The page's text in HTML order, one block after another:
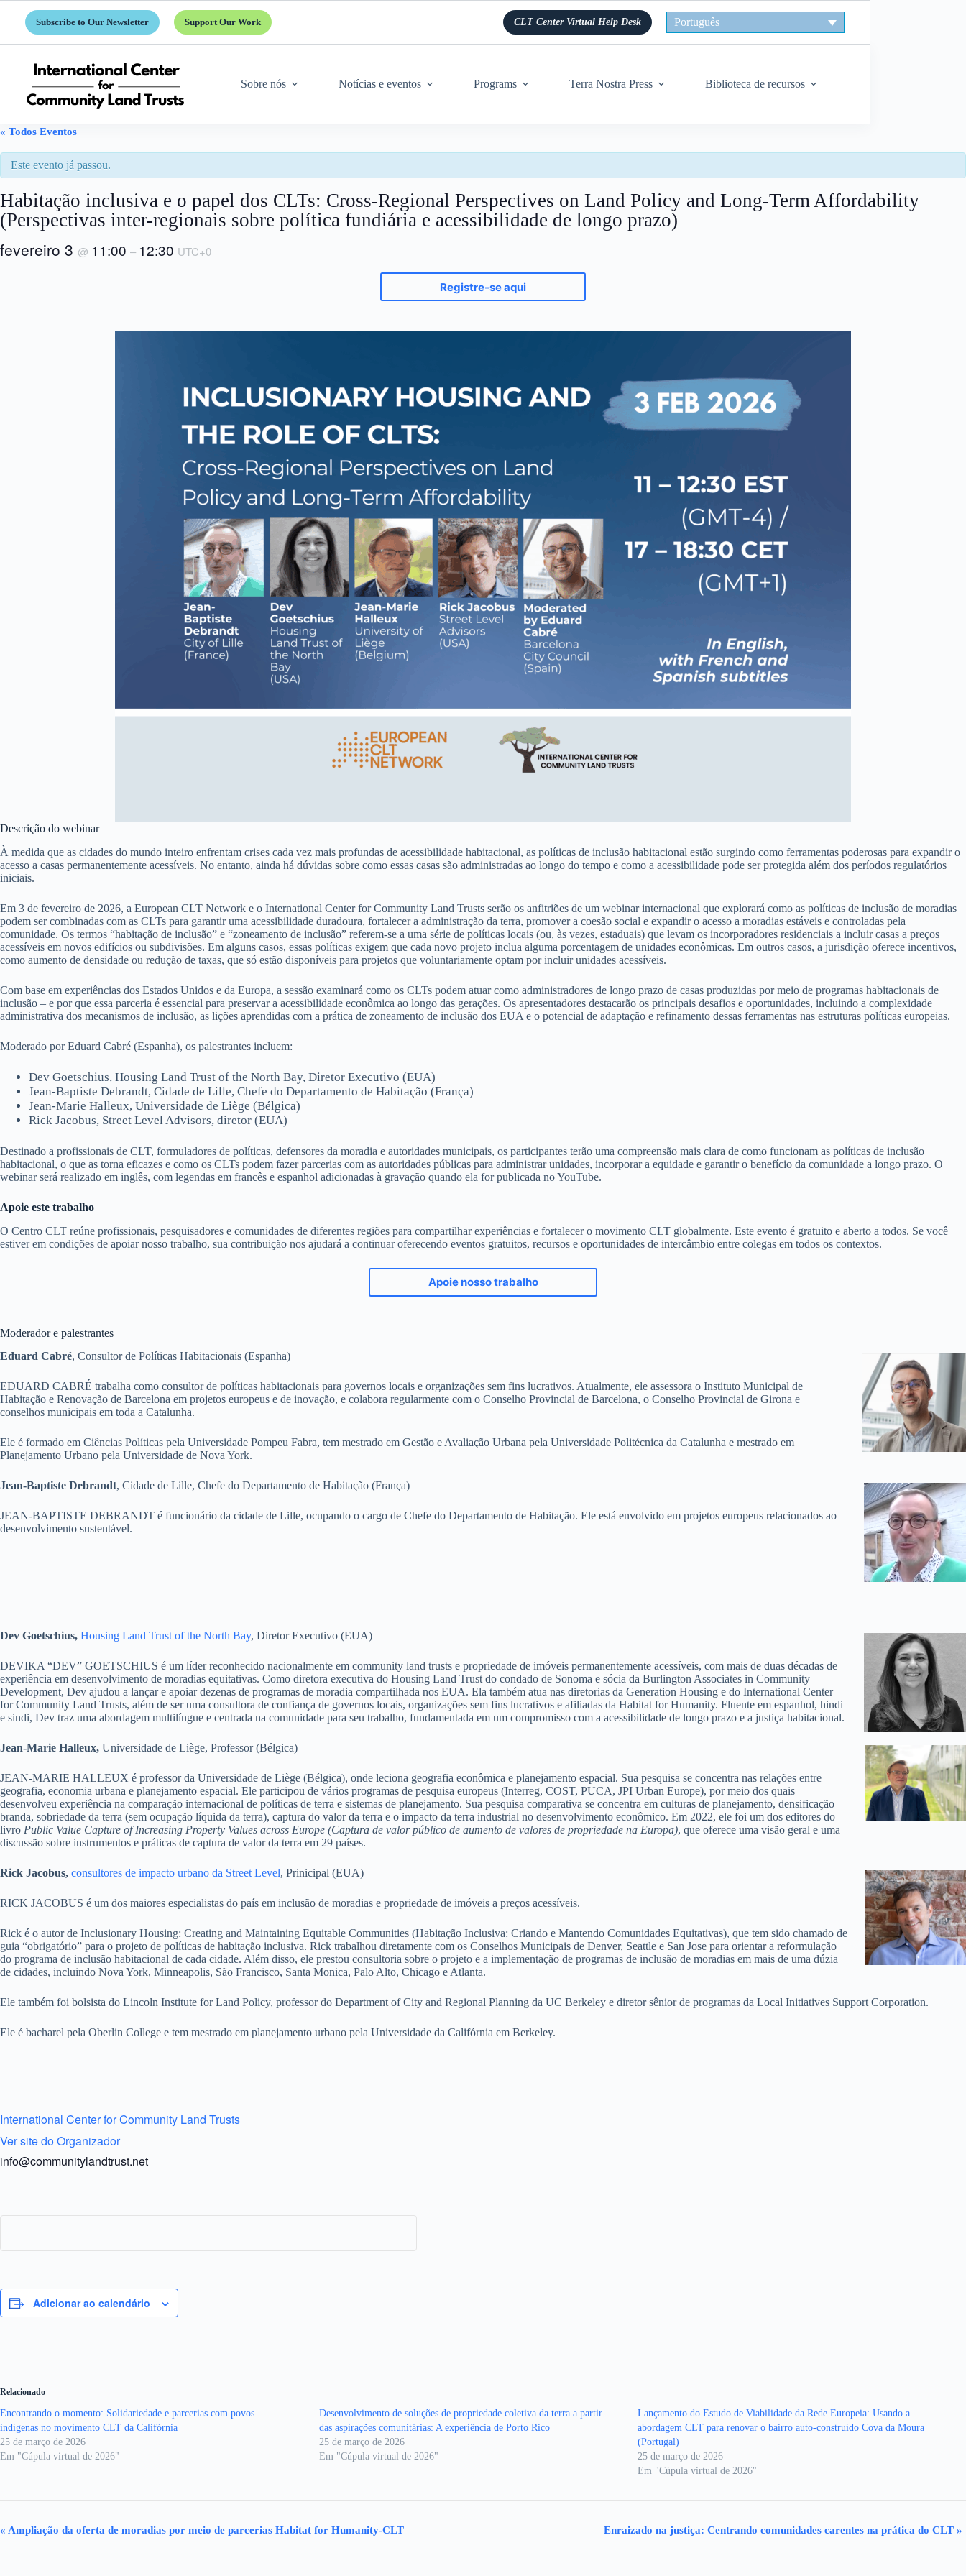
conteúdo
Subscribe to Our Newsletter Support Our Work CLT Center Virtual Help Desk Português
Sobre nós Notícias e eventos Programs Terra Nostra Press Biblioteca de recursos
« Todos Eventos
Este evento já passou.
Habitação inclusiva e o papel dos CLTs: Cross-Regional Perspectives on Land Policy and Long-Term Affordability
(Perspectivas inter-regionais sobre política fundiária e acessibilidade de longo prazo)
fevereiro 3 @ 11:00 – 12:30 UTC+0
Registre-se aqui
Descrição do webinar
À medida que as cidades do mundo inteiro enfrentam crises cada vez mais profundas de acessibilidade habitacional, as políticas de inclusão habitacional estão surgindo como ferramentas poderosas para expandir o
acesso a casas permanentemente acessíveis. No entanto, ainda há dúvidas sobre como essas casas são administradas ao longo do tempo e como a acessibilidade pode ser protegida além dos períodos regulatórios
iniciais.
Em 3 de fevereiro de 2026, a European CLT Network e o International Center for Community Land Trusts serão os anfitriões de um webinar internacional que explorará como as políticas de inclusão de moradias
podem ser combinadas com as CLTs para garantir uma acessibilidade duradoura, fortalecer a administração da terra, promover a coesão social e expandir o acesso a moradias estáveis e controladas pela
comunidade. Os termos “habitação de inclusão” e “zoneamento de inclusão” referem-se a uma série de políticas locais (ou, às vezes, estaduais) que levam os incorporadores residenciais a incluir casas a preços
acessíveis em novos edifícios ou subdivisões. Em alguns casos, essas políticas exigem que cada novo projeto inclua alguma porcentagem de unidades econômicas. Em outros casos, a jurisdição oferece incentivos,
como aumento de densidade ou redução de taxas, que só estão disponíveis para projetos que voluntariamente optam por incluir unidades acessíveis.
Com base em experiências dos Estados Unidos e da Europa, a sessão examinará como os CLTs podem atuar como administradores de longo prazo de casas produzidas por meio de programas habitacionais de
inclusão – e por que essa parceria é essencial para preservar a acessibilidade econômica ao longo das gerações. Os apresentadores destacarão os principais desafios e oportunidades, incluindo a complexidade
administrativa dos mecanismos de inclusão, as lições aprendidas com a prática de zoneamento de inclusão dos EUA e o potencial de adaptação e refinamento dessas ferramentas nas estruturas políticas europeias.
Moderado por Eduard Cabré (Espanha), os palestrantes incluem:
Dev Goetschius, Housing Land Trust of the North Bay, Diretor Executivo (EUA)
Jean-Baptiste Debrandt, Cidade de Lille, Chefe do Departamento de Habitação (França)
Jean-Marie Halleux, Universidade de Liège (Bélgica)
Rick Jacobus, Street Level Advisors, diretor (EUA)
Destinado a profissionais de CLT, formuladores de políticas, defensores da moradia e autoridades municipais, os participantes terão uma compreensão mais clara de como funcionam as políticas de inclusão
habitacional, o que as torna eficazes e como os CLTs podem fazer parcerias com as autoridades públicas para administrar unidades, incorporar a equidade e garantir o benefício da comunidade a longo prazo. O
webinar será realizado em inglês, com legendas em francês e espanhol adicionadas à gravação quando ela for publicada no YouTube.
Apoie este trabalho
O Centro CLT reúne profissionais, pesquisadores e comunidades de diferentes regiões para compartilhar experiências e fortalecer o movimento CLT globalmente. Este evento é gratuito e aberto a todos. Se você
estiver em condições de apoiar nosso trabalho, sua contribuição nos ajudará a continuar oferecendo eventos gratuitos, recursos e oportunidades de intercâmbio entre colegas em todos os contextos.
Apoie nosso trabalho
Moderador e palestrantes
Eduard Cabré, Consultor de Políticas Habitacionais (Espanha)
EDUARD CABRÉ trabalha como consultor de políticas habitacionais para governos locais e organizações sem fins lucrativos. Atualmente, ele assessora o Instituto Municipal de
Habitação e Renovação de Barcelona em projetos europeus e de inovação, e colabora regularmente com o Conselho Provincial de Barcelona, o Conselho Provincial de Girona e
conselhos municipais em toda a Catalunha.
Ele é formado em Ciências Políticas pela Universidade Pompeu Fabra, tem mestrado em Gestão e Avaliação Urbana pela Universidade Politécnica da Catalunha e mestrado em
Planejamento Urbano pela Universidade de Nova York.
Jean-Baptiste Debrandt, Cidade de Lille, Chefe do Departamento de Habitação (França)
JEAN-BAPTISTE DEBRANDT é funcionário da cidade de Lille, ocupando o cargo de Chefe do Departamento de Habitação. Ele está envolvido em projetos europeus relacionados ao
desenvolvimento sustentável.
Dev Goetschius, Housing Land Trust of the North Bay, Diretor Executivo (EUA)
DEVIKA “DEV” GOETSCHIUS é um líder reconhecido nacionalmente em community land trusts e propriedade de imóveis permanentemente acessíveis, com mais de duas décadas de
experiência em desenvolvimento de moradias equitativas. Como diretora executiva do Housing Land Trust do condado de Sonoma e sócia da Burlington Associates in Community
Development, Dev ajudou a lançar e apoiar dezenas de programas de moradia compartilhada nos EUA. Ela também atua nas diretorias da Generation Housing e do International Center
for Community Land Trusts, além de ser uma consultora de confiança de governos locais, organizações sem fins lucrativos e afiliadas da Habitat for Humanity. Fluente em espanhol, hindi
e sindi, Dev traz uma abordagem multilíngue e centrada na comunidade para seu trabalho, fundamentada em um compromisso com a acessibilidade de longo prazo e a justiça habitacional.
Jean-Marie Halleux, Universidade de Liège, Professor (Bélgica)
JEAN-MARIE HALLEUX é professor da Universidade de Liège (Bélgica), onde leciona geografia econômica e planejamento espacial. Sua pesquisa se concentra nas relações entre
geografia, economia urbana e planejamento espacial. Ele participou de vários programas de pesquisa europeus (Interreg, COST, PUCA, JPI Urban Europe), por meio dos quais
desenvolveu experiência na comparação internacional de políticas de terra e sistemas de planejamento. Sua pesquisa comparativa se concentra em culturas de planejamento, densificação
branda, sobriedade da terra (sem ocupação líquida da terra), captura do valor da terra e o impacto da terra industrial no desenvolvimento econômico. Em 2022, ele foi um dos editores do
livro Public Value Capture of Increasing Property Values across Europe (Captura de valor público de aumento de valores de propriedade na Europa), que oferece uma visão geral e uma
discussão sobre instrumentos e práticas de captura de valor da terra em 29 países.
Rick Jacobus, consultores de impacto urbano da Street Level, Prinicipal (EUA)
RICK JACOBUS é um dos maiores especialistas do país em inclusão de moradias e propriedade de imóveis a preços acessíveis.
Rick é o autor de Inclusionary Housing: Creating and Maintaining Equitable Communities (Habitação Inclusiva: Criando e Mantendo Comunidades Equitativas), que tem sido chamado de
guia “obrigatório” para o projeto de políticas de habitação inclusiva. Rick trabalhou diretamente com os Conselhos Municipais de Denver, Seattle e San Jose para orientar a reformulação
do programa de inclusão habitacional de cada cidade. Além disso, ele prestou consultoria sobre o projeto e a implementação de programas de inclusão de moradias em mais de uma dúzia
de cidades, incluindo Nova York, Minneapolis, São Francisco, Santa Monica, Palo Alto, Chicago e Atlanta.
Ele também foi bolsista do Lincoln Institute for Land Policy, professor do Department of City and Regional Planning da UC Berkeley e diretor sênior de programas da Local Initiatives Support Corporation.
Ele é bacharel pela Oberlin College e tem mestrado em planejamento urbano pela Universidade da Califórnia em Berkeley.
International Center for Community Land Trusts
Ver site do Organizador
info@communitylandtrust.net
Adicionar ao calendário
Relacionado
Encontrando o momento: Solidariedade e parcerias com povos
indígenas no movimento CLT da Califórnia
25 de março de 2026
Em "Cúpula virtual de 2026"
Desenvolvimento de soluções de propriedade coletiva da terra a partir
das aspirações comunitárias: A experiência de Porto Rico
25 de março de 2026
Em "Cúpula virtual de 2026"
Lançamento do Estudo de Viabilidade da Rede Europeia: Usando a
abordagem CLT para renovar o bairro auto-construído Cova da Moura
(Portugal)
25 de março de 2026
Em "Cúpula virtual de 2026"
E
« Ampliação da oferta de moradias por meio de parcerias Habitat for Humanity-CLT Enraizado na justiça: Centrando comunidades carentes na prática do CLT »